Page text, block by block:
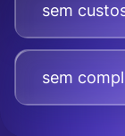
sem
sem